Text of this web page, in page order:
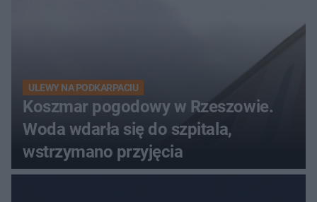
ULEWY NA PODKARPACIU
Koszmar pogodowy w Rzeszowie.
Woda wdarła się do szpitala,
wstrzymano przyjęcia